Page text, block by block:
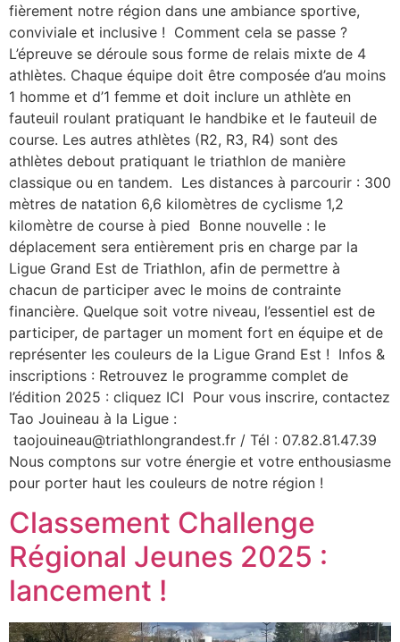
fièrement notre région dans une ambiance sportive,
conviviale et inclusive ! Comment cela se passe ?
L’épreuve se déroule sous forme de relais mixte de 4
athlètes. Chaque équipe doit être composée d’au moins
1 homme et d’1 femme et doit inclure un athlète en
fauteuil roulant pratiquant le handbike et le fauteuil de
course. Les autres athlètes (R2, R3, R4) sont des
athlètes debout pratiquant le triathlon de manière
classique ou en tandem. Les distances à parcourir : 300
mètres de natation 6,6 kilomètres de cyclisme 1,2
kilomètre de course à pied Bonne nouvelle : le
déplacement sera entièrement pris en charge par la
Ligue Grand Est de Triathlon, afin de permettre à
chacun de participer avec le moins de contrainte
financière. Quelque soit votre niveau, l’essentiel est de
participer, de partager un moment fort en équipe et de
représenter les couleurs de la Ligue Grand Est ! Infos &
inscriptions : Retrouvez le programme complet de
l’édition 2025 : cliquez ICI Pour vous inscrire, contactez
Tao Jouineau à la Ligue :
taojouineau@triathlongrandest.fr / Tél : 07.82.81.47.39
Nous comptons sur votre énergie et votre enthousiasme
pour porter haut les couleurs de notre région !
Classement Challenge
Régional Jeunes 2025 :
lancement !